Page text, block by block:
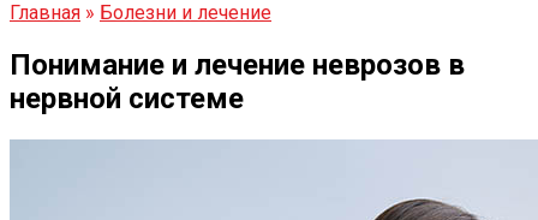
Главная » Болезни и лечение
Понимание и лечение неврозов в
нервной системе